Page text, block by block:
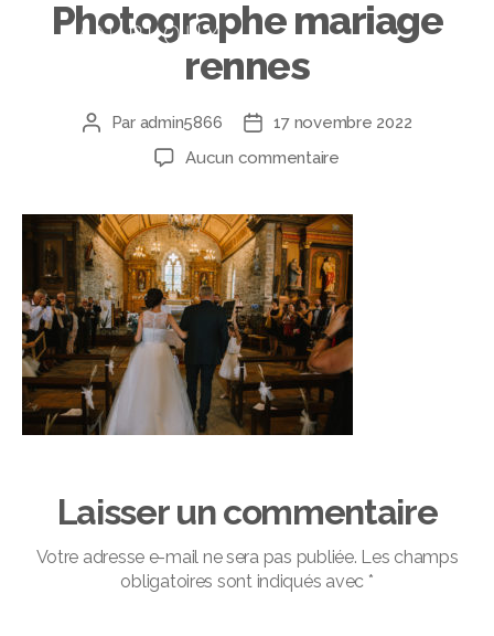
Photographe mariage
rennes
Par admin5866
17 novembre 2022
Aucun commentaire
Laisser un commentaire
Votre adresse e-mail ne sera pas publiée. Les champs
obligatoires sont indiqués avec *